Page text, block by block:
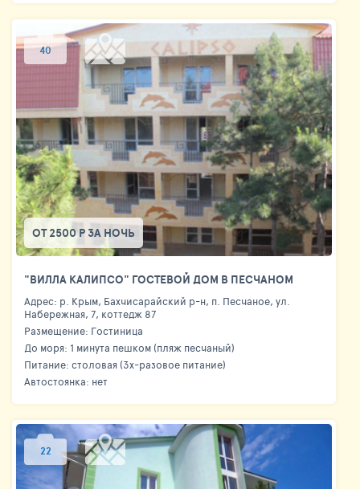
40
ОТ 2500 Р ЗА НОЧЬ
"ВИЛЛА КАЛИПСО" ГОСТЕВОЙ ДОМ В ПЕСЧАНОМ
Адрес: р. Крым, Бахчисарайский р-н, п. Песчаное, ул.
Набережная, 7, коттедж 87
Размещение: Гостиница
До моря: 1 минута пешком (пляж песчаный)
Питание: столовая (3х-разовое питание)
Автостоянка: нет
22